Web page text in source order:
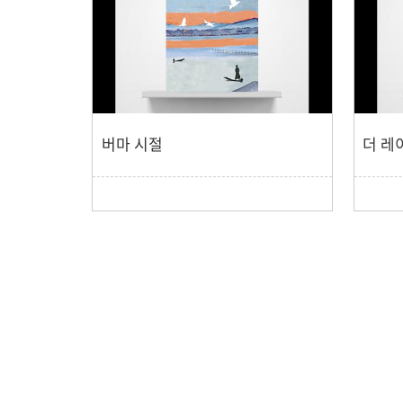
버마 시절 더 레